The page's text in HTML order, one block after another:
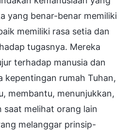
yang benar-benar memiliki
memiliki rasa setia dan
tugasnya. Mereka
terhadap manusia dan
kepentingan rumah Tuhan,
membantu, menunjukkan,
saat melihat orang lain
melanggar prinsip-